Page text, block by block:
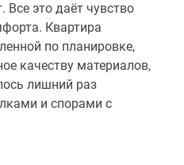
Все это даёт чувство
Квартира
по планировке,
качеству материалов,
лишний раз
и спорами с